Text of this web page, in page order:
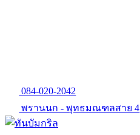
084-020-2042
พรานนก - พุทธมณฑลสาย 4